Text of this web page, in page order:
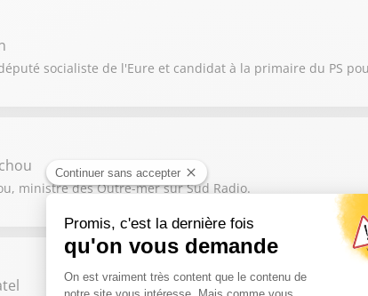
socialiste de l'Eure et candidat à la primaire du PS
ministre des Outre-mer sur Sud Radio.